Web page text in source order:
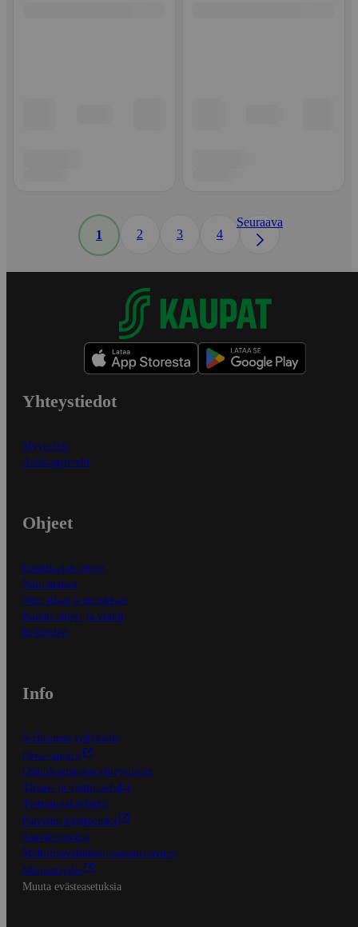
1 2 3 4
Seuraava
Yhteystiedot
Myymälät
Asiakaspalvelu
Ohjeet
Ensitilaajan ohjeet
Näin maksat
Näin tilaat ja muokkaat
Kaikki ohjeet ja vinkit
In English
Info
S-Business yrityksille
Oiva-raportit
Osuuskauppojen yhteystiedot
Tilaus- ja toimitusehdot
Tietosuojakäytäntö
Palvelun käyttöehdot
Saavutettavuus
Mobiilisovelluksen saavutettavuus
Mainostajalle
Muuta evästeasetuksia